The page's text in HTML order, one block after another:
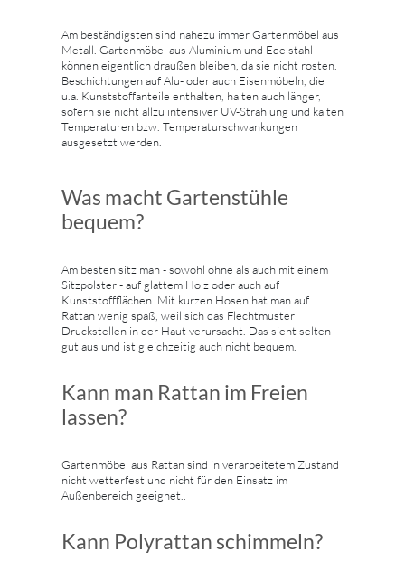
Am beständigsten sind nahezu immer Gartenmöbel aus
Metall. Gartenmöbel aus Aluminium und Edelstahl
können eigentlich draußen bleiben, da sie nicht rosten.
Beschichtungen auf Alu- oder auch Eisenmöbeln, die
u.a. Kunststoffanteile enthalten, halten auch länger,
sofern sie nicht allzu intensiver UV-Strahlung und kalten
Temperaturen bzw. Temperaturschwankungen
ausgesetzt werden.
Was macht Gartenstühle
bequem?
Am besten sitz man - sowohl ohne als auch mit einem
Sitzpolster - auf glattem Holz oder auch auf
Kunststoffflächen. Mit kurzen Hosen hat man auf
Rattan wenig spaß, weil sich das Flechtmuster
Druckstellen in der Haut verursacht. Das sieht selten
gut aus und ist gleichzeitig auch nicht bequem.
Kann man Rattan im Freien
lassen?
Gartenmöbel aus Rattan sind in verarbeitetem Zustand
nicht wetterfest und nicht für den Einsatz im
Außenbereich geeignet..
Kann Polyrattan schimmeln?